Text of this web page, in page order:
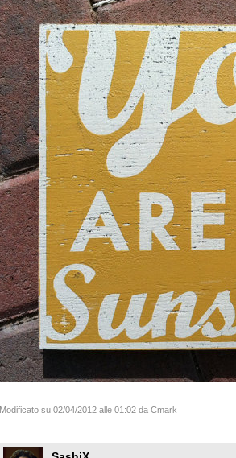
Modificato su 02/04/2012 alle 01:02 da Cmark